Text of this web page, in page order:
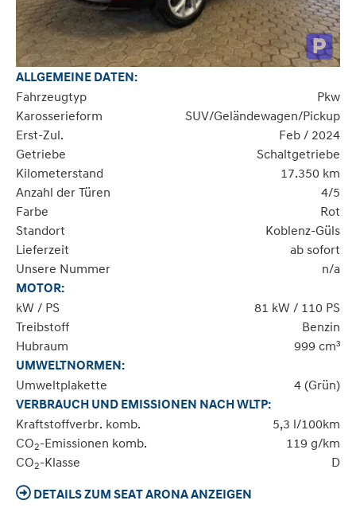
ALLGEMEINE DATEN:
Fahrzeugtyp
Pkw
Karosserieform
SUV/Geländewagen/Pickup
Erst-Zul.
Feb / 2024
Getriebe
Schaltgetriebe
Kilometerstand
17.350 km
Anzahl der Türen
4/5
Farbe
Rot
Standort
Koblenz-Güls
Lieferzeit
ab sofort
Unsere Nummer
n/a
MOTOR:
kW / PS
81 kW / 110 PS
Treibstoff
Benzin
Hubraum
999 cm³
UMWELTNORMEN:
Umweltplakette
4 (Grün)
VERBRAUCH UND EMISSIONEN NACH WLTP:
Kraftstoffverbr. komb.
5,3 l/100km
CO2-Emissionen komb.
119 g/km
CO2-Klasse D
DETAILS ZUM SEAT ARONA ANZEIGEN